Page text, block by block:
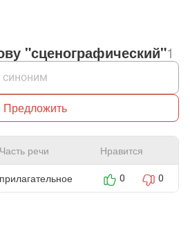
"сценографический"1
Предложить
Часть речи Нравится
прилагательное 0 0